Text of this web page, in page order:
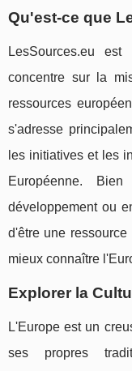
Qu'est-ce que
LesSources.eu
concentre sur la
ressources
s'adresse
les initiatives et les
Européenne.
développement ou
d'être une
mieux connaître
Explorer la
L'Europe est un
ses propres